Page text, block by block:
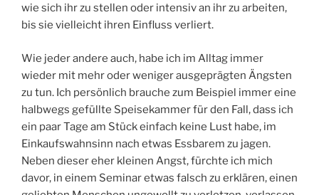
wie sich ihr zu stellen oder intensiv an ihr zu arbeiten,
bis sie vielleicht ihren Einfluss verliert.
Wie jeder andere auch, habe ich im Alltag immer
wieder mit mehr oder weniger ausgeprägten Ängsten
zu tun. Ich persönlich brauche zum Beispiel immer eine
halbwegs gefüllte Speisekammer für den Fall, dass ich
ein paar Tage am Stück einfach keine Lust habe, im
Einkaufswahnsinn nach etwas Essbarem zu jagen.
Neben dieser eher kleinen Angst, fürchte ich mich
davor, in einem Seminar etwas falsch zu erklären, einen